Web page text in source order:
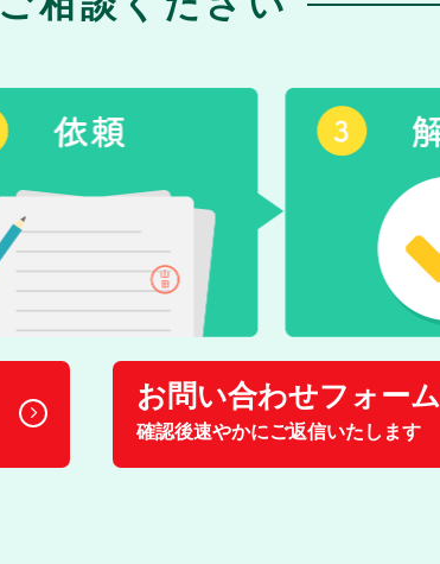
お問い合わせフォーム
確認後速やかにご返信いたします